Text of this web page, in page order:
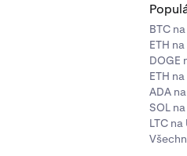
BTC
ETH na
DOGE
ETH na
ADA
SOL na
LTC na